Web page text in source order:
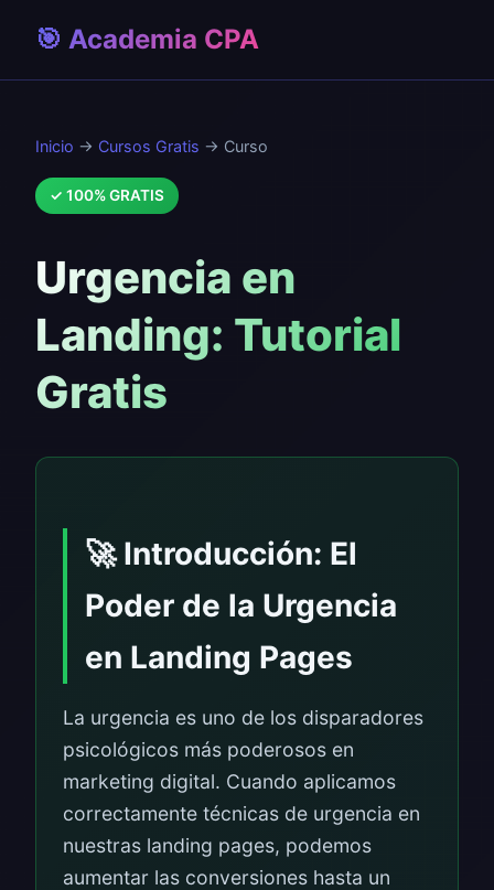
🎯 Academia CPA
Inicio → Cursos Gratis → Curso
✓ 100% GRATIS
Urgencia en
Landing: Tutorial
Gratis
🚀 Introducción: El
Poder de la Urgencia
en Landing Pages
La urgencia es uno de los disparadores
psicológicos más poderosos en
marketing digital. Cuando aplicamos
correctamente técnicas de urgencia en
nuestras landing pages, podemos
aumentar las conversiones hasta un